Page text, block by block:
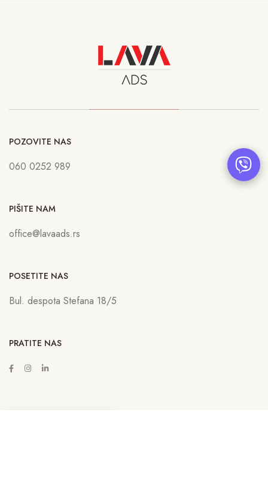
POZOVITE NAS
060 0252 989
PIŠITE NAM
office@lavaads.rs
POSETITE NAS
Bul. despota Stefana 18/5
PRATITE NAS